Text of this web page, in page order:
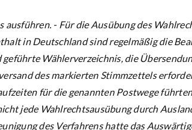
ausführen. - Für die Ausübung des
in Deutschland sind regelmäßig die
geführte Wählerverzeichnis, die
des markierten Stimmzettels
für die genannten Postwege
jede Wahlrechtsausübung durch
des Verfahrens hatte das